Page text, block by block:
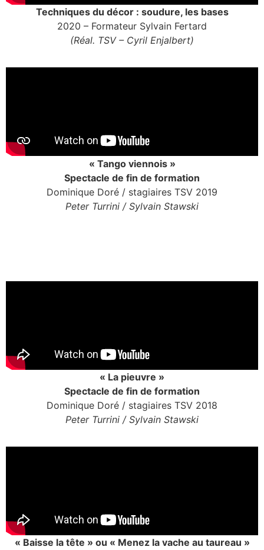
Techniques du décor : soudure, les bases
2020 – Formateur Sylvain Fertard
(Réal. TSV – Cyril Enjalbert)
« Tango viennois »
Spectacle de fin de formation
Dominique Doré / stagiaires TSV 2019
Peter Turrini / Sylvain Stawski
« La pieuvre »
Spectacle de fin de formation
Dominique Doré / stagiaires TSV 2018
Peter Turrini / Sylvain Stawski
« Baisse la tête » ou « Menez la vache au taureau »